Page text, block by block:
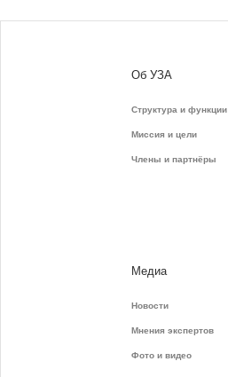
Об УЗА
Структура и функции
Миссия и цели
Члены и партнёры
Медиа
Новости
Мнения экспертов
Фото и видео